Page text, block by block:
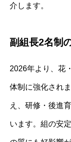
介します。
副組長2名制
2026年より、花
体制に強化され
え、研修・後進
います。組の安